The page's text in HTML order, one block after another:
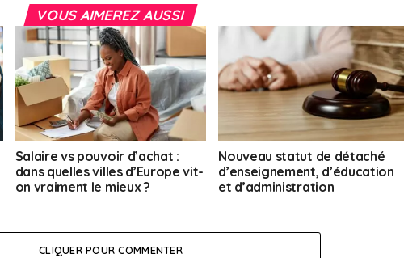
VOUS AIMEREZ AUSSI
Salaire vs pouvoir d’achat :
dans quelles villes d’Europe vit-
on vraiment le mieux ?
Nouveau statut de détaché
d’enseignement, d’éducation
et d’administration
CLIQUER POUR COMMENTER